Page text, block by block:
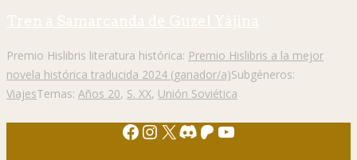
Tren a Samarcanda de Guzel Yájina
Premio Hislibris literatura histórica: Premio Hislibris a la mejor
novela histórica traducida 2024 (ganador/a)Subgéneros:
ViajesTemas: Años 20, S. XX, Unión Soviética
Facebook
Instagram
X Discord
Patreon
YouTube